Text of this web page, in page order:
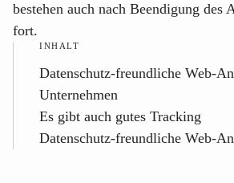
bestehen auch nach Beendigung des
fort.
INHALT
Datenschutz-freundliche Web-
Unternehmen
Es gibt auch gutes Tracking
Datenschutz-freundliche Web-